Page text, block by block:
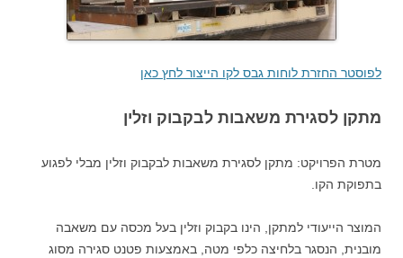
לפוסטר החזרת לוחות גבס לקו הייצור לחץ כאן
מתקן לסגירת משאבות לבקבוק וזלין
מטרת הפרויקט: מתקן לסגירת משאבות לבקבוק וזלין מבלי לפגוע
בתפוקת הקו.
המוצר הייעודי למתקן, הינו בקבוק וזלין בעל מכסה עם משאבה
מובנית, הנסגר בלחיצה כלפי מטה, באמצעות פטנט סגירה מסוג